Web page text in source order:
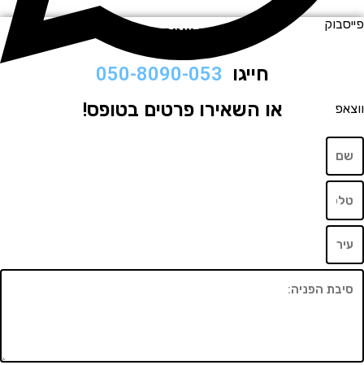
לתיאום ויצירת קשר
חייגו050-8090-053
או השאירו פרטים בטופס!